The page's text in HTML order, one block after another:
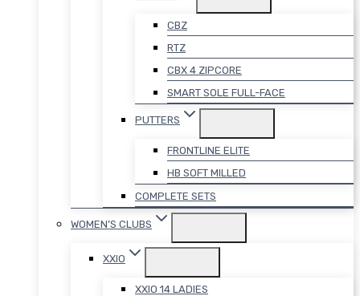
CBZ
RTZ
CBX 4 ZIPCORE
SMART SOLE FULL-FACE
PUTTERS
FRONTLINE ELITE
HB SOFT MILLED
COMPLETE SETS
WOMEN’S CLUBS
XXIO
XXIO 14 LADIES